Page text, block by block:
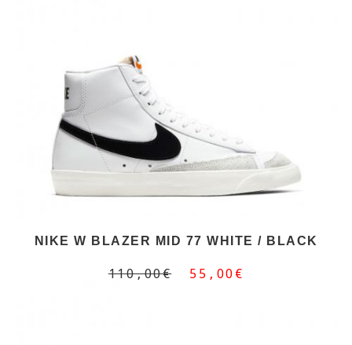
NIKE W BLAZER MID 77 WHITE / BLACK
110,00€ 55,00€